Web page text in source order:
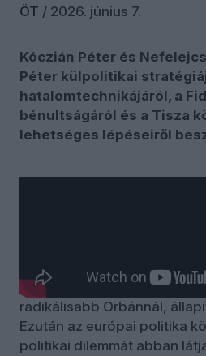
ÖT / 2026. június 7.
Kóczián Péter és
Péter külpolitikai
hatalomtechnikájáról, a
bénultságáról és a Tisza
lehetséges lépéseiről
beszéd, még „Orbánhoz
szöveg” hangzott el.
radikálisabb Orbánnál,
Ezután az európai politika
politikai dilemmát abban